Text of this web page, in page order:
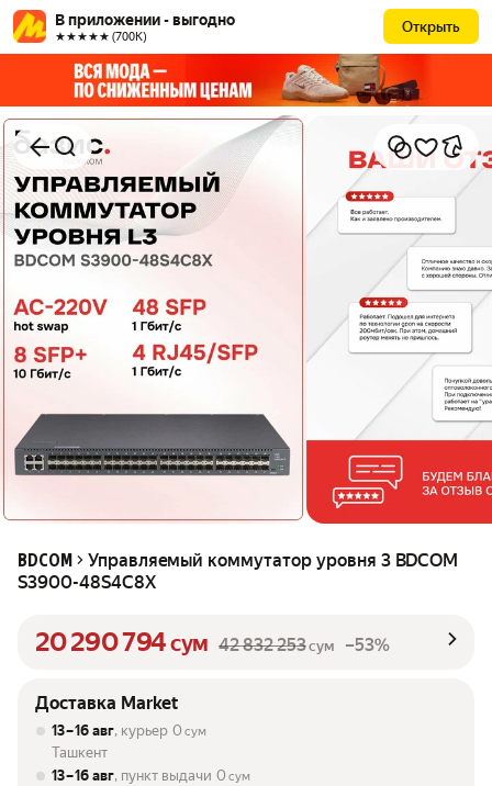
В приложении - выгодно
★★★★★ (700К)
Открыть
BDCOM
Управляемый коммутатор уровня 3 BDCOM
S3900-48S4C8X
20 290 794сум 42 832 253сум –53%
Доставка Market
13 – 16 авг, курьер 0 сум
Ташкент
13 – 16 авг, пункт выдачи 0 сум